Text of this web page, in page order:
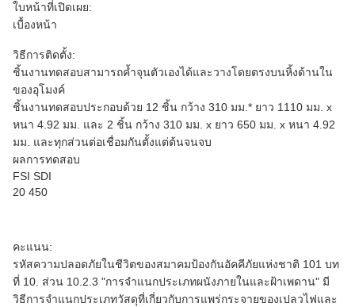
ใบหน้าที่เปิดเผย:
เบื้องหน้า
วิธีการติดตั้ง:
ชิ้นงานทดสอบสามารถค้ำจุนตัวเองได้และวางโดยตรงบนหิ้งด้านใน
ของอุโมงค์
ชิ้นงานทดสอบประกอบด้วย 12 ชิ้น กว้าง 310 มม.* ยาว 1110 มม. x
หนา 4.92 มม. และ 2 ชิ้น กว้าง 310 มม. x ยาว 650 มม. x หนา 4.92
มม. และทุกส่วนต่อเชื่อมกันตั้งแต่ต้นจนจบ
ผลการทดสอบ
FSI SDI
20 450
คะแนน:
รหัสความปลอดภัยในชีวิตของสมาคมป้องกันอัคคีภัยแห่งชาติ 101 บท
ที่ 10. ส่วน 10.2.3 "การจำแนกประเภทผนังภายในและฝ้าเพดาน" มี
วิธีการจำแนกประเภทวัสดุที่เกี่ยวกับการแพร่กระจายของเปลวไฟและ